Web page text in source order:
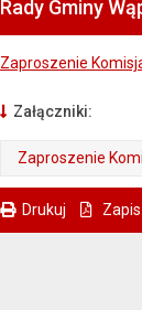
Rady Gminy
Zaproszenie
Załączniki:
Zaproszenie
Drukuj